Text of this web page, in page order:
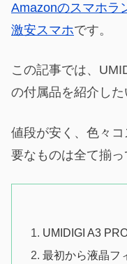
Amazonのスマホラ
激安スマホです。
この記事では、
の付属品を紹介した
値段が安く、色々
要なものは全て揃っ
UMIDIGI A3
最初から液晶フ